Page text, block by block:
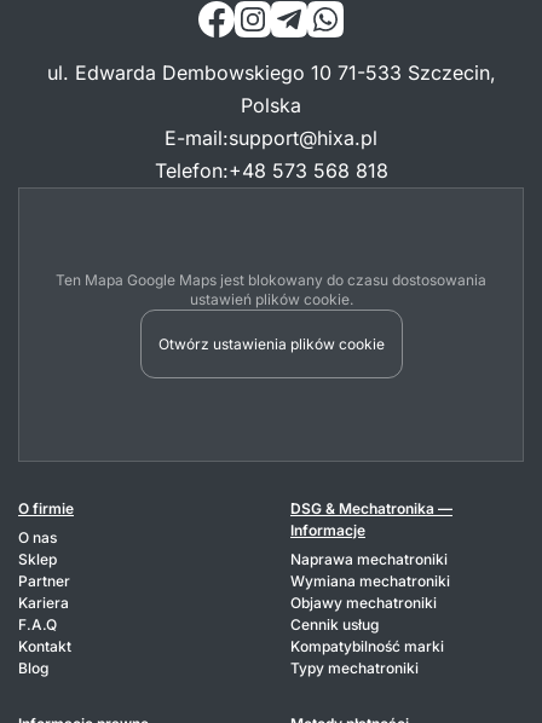
ul. Edwarda Dembowskiego 10 71-533 Szczecin,
Polska
E-mail:support@hixa.pl
Telefon:+48 573 568 818
Ten Mapa Google Maps jest blokowany do czasu dostosowania
ustawień plików cookie.
Otwórz ustawienia plików cookie
O firmie
O nas
Sklep
Partner
Kariera
F.A.Q
Kontakt
Blog
DSG & Mechatronika —
Informacje
Naprawa mechatroniki
Wymiana mechatroniki
Objawy mechatroniki
Cennik usług
Kompatybilność marki
Typy mechatroniki